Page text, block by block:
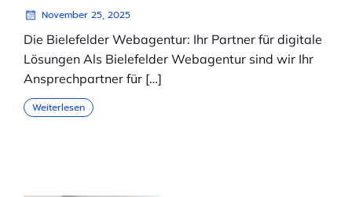
November 25, 2025
Die Bielefelder Webagentur: Ihr Partner für digitale
Lösungen Als Bielefelder Webagentur sind wir Ihr
Ansprechpartner für […]
Weiterlesen